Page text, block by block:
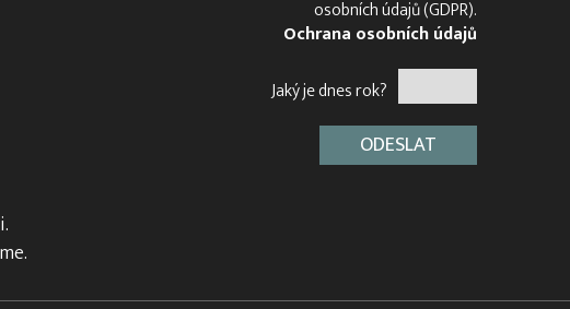
osobních údajů (GDPR).
Ochrana osobních údajů
Jaký je dnes rok?